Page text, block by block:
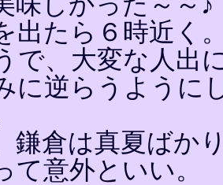
出たら６時近く
で、大変な人出
に逆らうように
鎌倉は真夏ばか
て意外といい。